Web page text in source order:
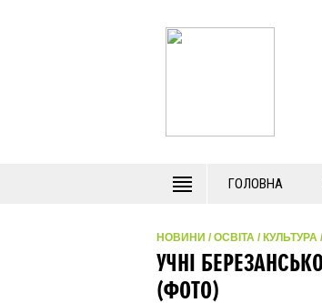
ГОЛОВНА
НОВИНИ /ОСВІТА / КУЛЬТУРА
УЧНІ
(ФОТО)